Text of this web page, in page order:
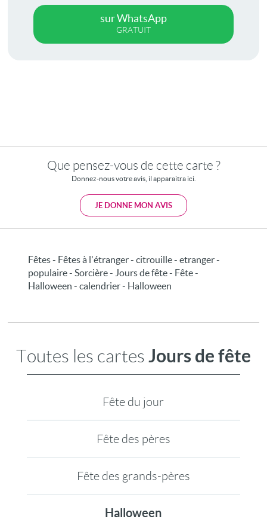
sur WhatsApp
GRATUIT
Que pensez-vous de cette carte ?
Donnez-nous votre avis, il apparaitra ici.
JE DONNE MON AVIS
Fêtes - Fêtes à l'étranger - citrouille - etranger -
populaire - Sorcière - Jours de fête - Fête -
Halloween - calendrier - Halloween
Toutes les cartes Jours de fête
Fête du jour
Fête des pères
Fête des grands-pères
Halloween